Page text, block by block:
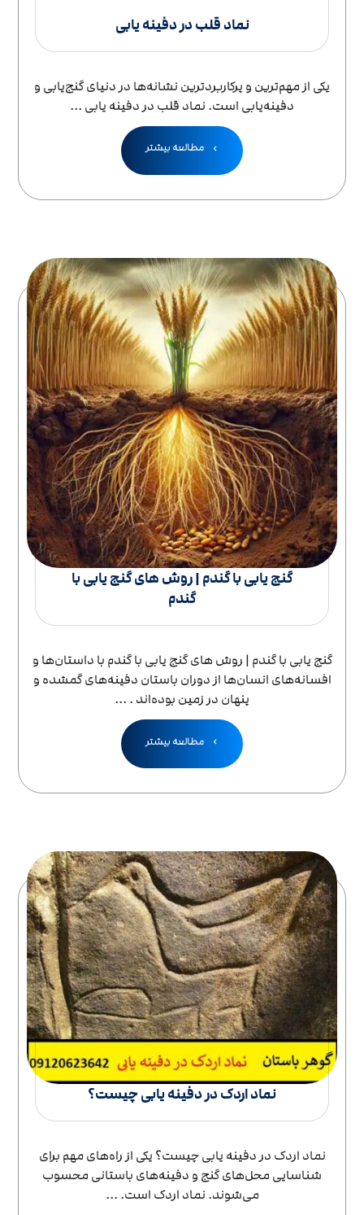
نماد قلب در دفینه یابی
یکی از مهم‌ترین و پرکاربردترین نشانه‌ها در دنیای گنج‌یابی و
دفینه‌یابی است. نماد قلب در دفینه یابی ...
مطالعه بیشتر
گنج یابی با گندم | روش های گنج‌ یابی با
گندم
گنج یابی با گندم | روش های گنج‌ یابی با گندم با داستان‌ها و
افسانه‌های انسان‌ها از دوران باستان دفینه‌های گمشده و
پنهان در زمین بوده‌اند . ...
مطالعه بیشتر
نماد اردک در دفینه یابی چیست؟
نماد اردک در دفینه یابی چیست؟ یکی از راه‌های مهم برای
شناسایی محل‌های گنج و دفینه‌های باستانی محسوب
می‌شوند. نماد اردک است. ...